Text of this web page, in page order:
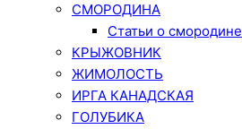
СМОРОДИНА
Статьи о смородине
КРЫЖОВНИК
ЖИМОЛОСТЬ
ИРГА КАНАДСКАЯ
ГОЛУБИКА